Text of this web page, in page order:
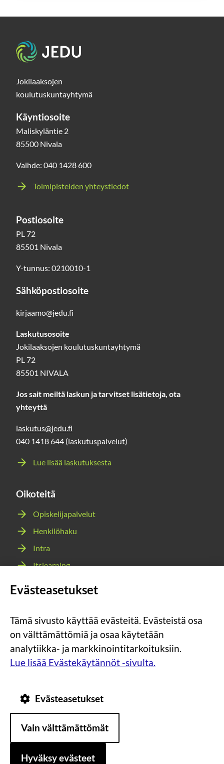
Etusivu
Jokilaaksojen
koulutuskuntayhtymä
Käyntiosoite
Maliskyläntie 2
85500 Nivala
Vaihde: 040 1428 600
Toimipisteiden yhteystiedot
Postiosoite
PL 72
85501 Nivala
Y-tunnus: 0210010-1
Sähköpostiosoite
kirjaamo@jedu.fi
Laskutusosoite
Jokilaaksojen koulutuskuntayhtymä
PL 72
85501 NIVALA
Jos sait meiltä laskun ja tarvitset lisätietoja, ota
yhteyttä
laskutus@jedu.fi
040 1418 644 (laskutuspalvelut)
Lue lisää laskutuksesta
Oikoteitä
Opiskelijapalvelut
Henkilöhaku
Intra
Itslearning
Sosiaalinen
media:
instagram
Sosiaalinen
media:
facebook
Sosiaalinen
media:
youtube
Sosiaalinen
media:
snapchat
Tietosuoja
Evästeasetukset
Tämä sivusto käyttää evästeitä. Evästeistä osa
on välttämättömiä ja osaa käytetään
analytiikka- ja markkinointitarkoituksiin.
Lue lisää Evästekäytännöt -sivulta.
Evästeasetukset
Vain välttämättömät
Hyväksy evästeet